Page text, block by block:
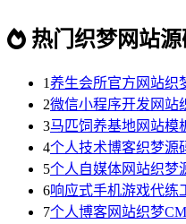
热门织梦网站源
1养生会所官方网站织
2微信小程序开发网站
3马匹饲养基地网站模
4个人技术博客织梦源
5个人自媒体网站织梦
6响应式手机游戏代练
7个人博客网站织梦